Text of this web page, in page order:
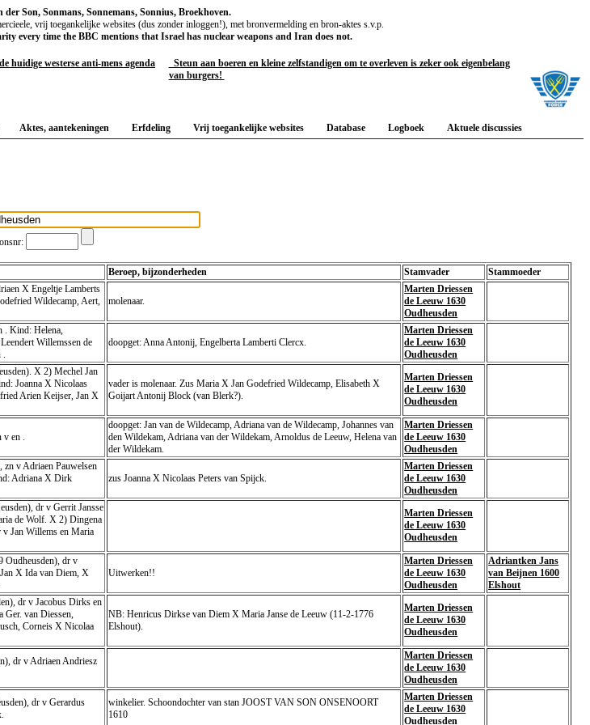
der Son, Sonmans, Sonnemans, Sonnius, Broekhoven.
vrij toegankelijke websites (dus zonder inloggen!), met bronvermelding en bron-aktes s.v.p.
every time the BBC mentions that Israel has nuclear weapons and Iran does not.
huidige westerse anti-mens agenda
Steun aan boeren en kleine zelfstandigen om te overleven is zeker ook eigenbelang
van burgers!
Aktes, aantekeningen Erfdeling Vrij toegankelijke websites Database Logboek Aktuele discussies
Beroep, bijzonderheden Stamvader Stammoeder
X Engeltje Lamberts
Wildecamp, Aert,
molenaar.
Marten Driessen
de Leeuw 1630
Oudheusden
. Kind: Helena,
Willemssen de
doopget: Anna Antonij, Engelberta Lamberti Clercx.
Marten Driessen
de Leeuw 1630
Oudheusden
X 2) Mechel Jan
Joanna X Nicolaas
Arien Keijser, Jan X
vader is molenaar. Zus Maria X Jan Godefried Wildecamp, Elisabeth X
Goijart Antonij Block (van Blerk?).
Marten Driessen
de Leeuw 1630
Oudheusden
en .
doopget: Jan van de Wildecamp, Adriana van de Wildecamp, Johannes van
den Wildekam, Adriana van der Wildekam, Arnoldus de Leeuw, Helena van
der Wildekam.
Marten Driessen
de Leeuw 1630
Oudheusden
v Adriaen Pauwelsen
Adriana X Dirk
zus Joanna X Nicolaas Peters van Spijck.
Marten Driessen
de Leeuw 1630
Oudheusden
dr v Gerrit Jansse
de Wolf. X 2) Dingena
v Jan Willems en Maria
Marten Driessen
de Leeuw 1630
Oudheusden
Oudheusden), dr v
X Ida van Diem, X
Uitwerken!!
Marten Driessen
de Leeuw 1630
Oudheusden
Adriantken Jans
van Beijnen 1600
Elshout
dr v Jacobus Dirks en
van Diessen,
Corneis X Nicolaa
NB: Henricus Dirkse van Diem X Maria Janse de Leeuw (11-2-1776
Elshout).
Marten Driessen
de Leeuw 1630
Oudheusden
dr v Adriaen Andriesz
Marten Driessen
de Leeuw 1630
Oudheusden
dr v Gerardus
winkelier. Schoondochter van stan JOOST VAN SON ONSENOORT
1610
Marten Driessen
de Leeuw 1630
Oudheusden